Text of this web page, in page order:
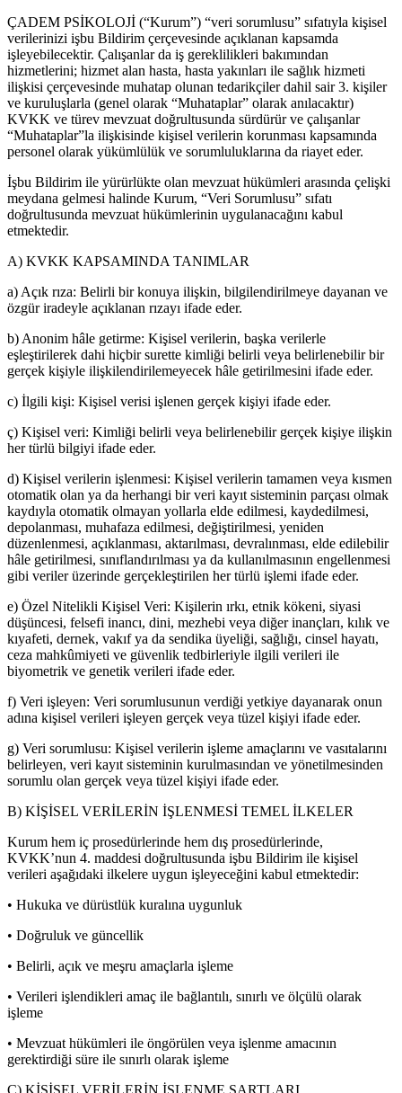
ÇADEM PSİKOLOJİ (“Kurum”) “veri sorumlusu” sıfatıyla kişisel
verilerinizi işbu Bildirim çerçevesinde açıklanan kapsamda
işleyebilecektir. Çalışanlar da iş gereklilikleri bakımından
hizmetlerini; hizmet alan hasta, hasta yakınları ile sağlık hizmeti
ilişkisi çerçevesinde muhatap olunan tedarikçiler dahil sair 3. kişiler
ve kuruluşlarla (genel olarak “Muhataplar” olarak anılacaktır)
KVKK ve türev mevzuat doğrultusunda sürdürür ve çalışanlar
“Muhataplar”la ilişkisinde kişisel verilerin korunması kapsamında
personel olarak yükümlülük ve sorumluluklarına da riayet eder.
İşbu Bildirim ile yürürlükte olan mevzuat hükümleri arasında çelişki
meydana gelmesi halinde Kurum, “Veri Sorumlusu” sıfatı
doğrultusunda mevzuat hükümlerinin uygulanacağını kabul
etmektedir.
A) KVKK KAPSAMINDA TANIMLAR
a) Açık rıza: Belirli bir konuya ilişkin, bilgilendirilmeye dayanan ve
özgür iradeyle açıklanan rızayı ifade eder.
b) Anonim hâle getirme: Kişisel verilerin, başka verilerle
eşleştirilerek dahi hiçbir surette kimliği belirli veya belirlenebilir bir
gerçek kişiyle ilişkilendirilemeyecek hâle getirilmesini ifade eder.
c) İlgili kişi: Kişisel verisi işlenen gerçek kişiyi ifade eder.
ç) Kişisel veri: Kimliği belirli veya belirlenebilir gerçek kişiye ilişkin
her türlü bilgiyi ifade eder.
d) Kişisel verilerin işlenmesi: Kişisel verilerin tamamen veya kısmen
otomatik olan ya da herhangi bir veri kayıt sisteminin parçası olmak
kaydıyla otomatik olmayan yollarla elde edilmesi, kaydedilmesi,
depolanması, muhafaza edilmesi, değiştirilmesi, yeniden
düzenlenmesi, açıklanması, aktarılması, devralınması, elde edilebilir
hâle getirilmesi, sınıflandırılması ya da kullanılmasının engellenmesi
gibi veriler üzerinde gerçekleştirilen her türlü işlemi ifade eder.
e) Özel Nitelikli Kişisel Veri: Kişilerin ırkı, etnik kökeni, siyasi
düşüncesi, felsefi inancı, dini, mezhebi veya diğer inançları, kılık ve
kıyafeti, dernek, vakıf ya da sendika üyeliği, sağlığı, cinsel hayatı,
ceza mahkûmiyeti ve güvenlik tedbirleriyle ilgili verileri ile
biyometrik ve genetik verileri ifade eder.
f) Veri işleyen: Veri sorumlusunun verdiği yetkiye dayanarak onun
adına kişisel verileri işleyen gerçek veya tüzel kişiyi ifade eder.
g) Veri sorumlusu: Kişisel verilerin işleme amaçlarını ve vasıtalarını
belirleyen, veri kayıt sisteminin kurulmasından ve yönetilmesinden
sorumlu olan gerçek veya tüzel kişiyi ifade eder.
B) KİŞİSEL VERİLERİN İŞLENMESİ TEMEL İLKELER
Kurum hem iç prosedürlerinde hem dış prosedürlerinde,
KVKK’nun 4. maddesi doğrultusunda işbu Bildirim ile kişisel
verileri aşağıdaki ilkelere uygun işleyeceğini kabul etmektedir:
• Hukuka ve dürüstlük kuralına uygunluk
• Doğruluk ve güncellik
• Belirli, açık ve meşru amaçlarla işleme
• Verileri işlendikleri amaç ile bağlantılı, sınırlı ve ölçülü olarak
işleme
• Mevzuat hükümleri ile öngörülen veya işlenme amacının
gerektirdiği süre ile sınırlı olarak işleme
C) KİŞİSEL VERİLERİN İŞLENME ŞARTLARI